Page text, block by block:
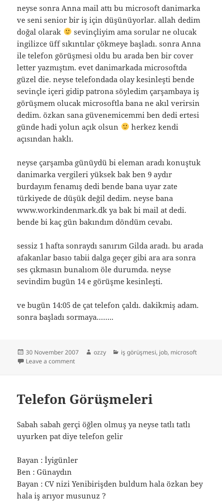
neyse sonra Anna mail attı bu microsoft danimarka
ve seni senior bir iş için düşünüyorlar. allah dedim
doğal olarak
sevinçliyim ama sorular ne olucak
ingilizce üff sıkıntılar çökmeye başladı. sonra Anna
ile telefon görüşmesi oldu bu arada ben bir cover
letter yazmıştım. evet danimarkada microsoftda
güzel die. neyse telefondada olay kesinleşti bende
sevinçle içeri gidip patrona söyledim çarşambaya iş
görüşmem olucak microsoftla bana ne akıl verirsin
dedim. özkan sana güvenemicemmi ben dedi ertesi
günde hadi yolun açık olsun
herkez kendi
açısından haklı.
neyse çarşamba günüydü bi eleman aradı konuştuk
danimarka vergileri yüksek bak ben 9 aydır
burdayım fenamış dedi bende bana uyar zate
türkiyede de düşük değil dedim. neyse bana
www.workindenmark.dk ya bak bi mail at dedi.
bende bi kaç gün bakındım döndüm cevabı.
sessiz 1 hafta sonraydı sanırım Gilda aradı. bu arada
afakanlar basıo tabii dalga geçer gibi ara ara sonra
ses çıkmasın bunalıom öle durumda. neyse
sevindim bugün 14 e görüşme kesinleşti.
ve bugün 14:05 de çat telefon çaldı. dakikmiş adam.
sonra başladı sormaya……..
Posted
on
30 November 2007 Author
ozzy Categories
iş görüşmesi, job, microsoft
Leave a commenton Microsoft İş Görüşmesi -1
Telefon Görüşmeleri
Sabah sabah gerçi öğlen olmuş ya neyse tatlı tatlı
uyurken pat diye telefon gelir
Bayan : İyigünler
Ben : Günaydın
Bayan : CV nizi Yenibirişden buldum hala özkan bey
hala iş arıyor musunuz ?